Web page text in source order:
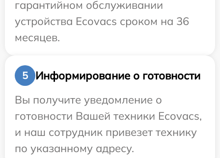
гарантийном обслуживании
устройства Ecovacs сроком на 36
месяцев.
5
Информирование о готовности
Вы получите уведомление о
готовности Вашей техники Ecovacs,
и наш сотрудник привезет технику
по указанному адресу.